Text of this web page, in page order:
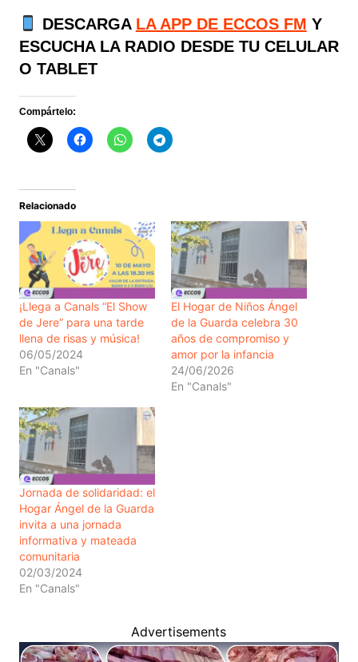
DESCARGA LA APP DE ECCOS FM Y
ESCUCHA LA RADIO DESDE TU CELULAR
O TABLET
Compártelo:
Relacionado
¡Llega a Canals “El Show
de Jere” para una tarde
llena de risas y música!
06/05/2024
En "Canals"
El Hogar de Niños Ángel
de la Guarda celebra 30
años de compromiso y
amor por la infancia
24/06/2026
En "Canals"
Jornada de solidaridad: el
Hogar Ángel de la Guarda
invita a una jornada
informativa y mateada
comunitaria
02/03/2024
En "Canals"
Advertisements